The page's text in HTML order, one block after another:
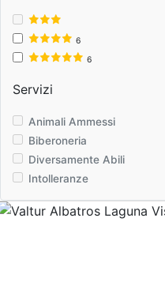
6
6
Servizi
Animali Ammessi
Biberoneria
Diversamente Abili
Intolleranze